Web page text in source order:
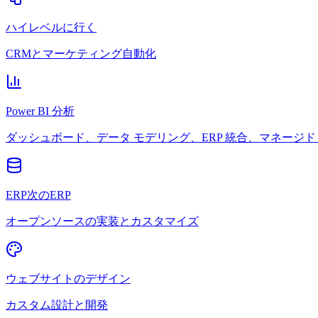
ハイレベルに行く
CRMとマーケティング自動化
Power BI 分析
ダッシュボード、データ モデリング、ERP 統合、マネージド
ERP次のERP
オープンソースの実装とカスタマイズ
ウェブサイトのデザイン
カスタム設計と開発